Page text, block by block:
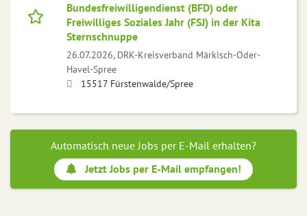
Bundesfreiwilligendienst (BFD) oder
Freiwilliges Soziales Jahr (FSJ) in der Kita
Sternschnuppe
26.07.2026, DRK-Kreisverband Märkisch-Oder-
Havel-Spree
15517 Fürstenwalde/Spree
Automatisch neue Jobs per E-Mail erhalten?
Jetzt Jobs per E-Mail empfangen!